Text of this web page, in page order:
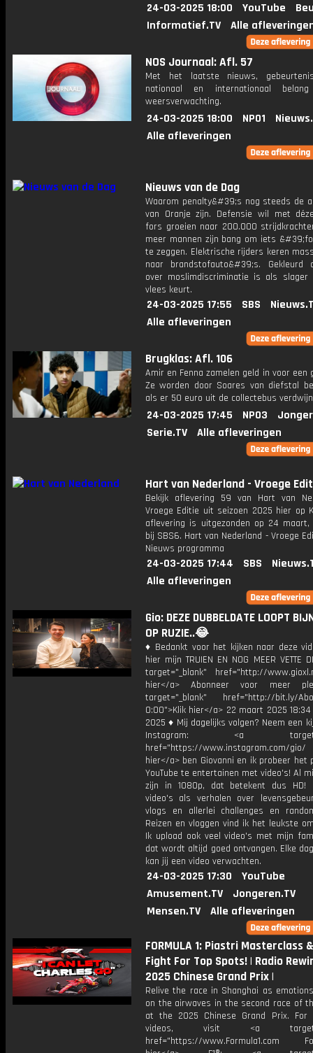
24-03-2025 18:00 YouTube
Informatief.TV
Alle
NOS Journaal: Afl. 57
Met het laatste nieuws,
nationaal en internationaal
weersverwachting.
24-03-2025 18:00 NPO1
Alle afleveringen
Nieuws van de Dag
Waarom penalty&#39;s nog steeds de
van Oranje zijn. Defensie wil met
fors groeien naar 200.000
meer mannen zijn bang om iets
te zeggen. Elektrische rijders keren
naar brandstofauto&#39;s. Gekleurd
over moslimdiscriminatie is als slager
vlees keurt.
24-03-2025 17:55 SBS
Alle afleveringen
Brugklas: Afl. 106
Amir en Fenna zamelen geld in voor een
Ze worden door Soares van diefstal
als er 50 euro uit de collectebus
24-03-2025 17:45 NPO3
Serie.TV
Alle afleveringen
Hart van Nederland - Vroege
Bekijk aflevering 59 van Hart van
Vroege Editie uit seizoen 2025 hier op
aflevering is uitgezonden op 24 maart,
bij SBS6. Hart van Nederland - Vroege
Nieuws programma
24-03-2025 17:44 SBS
Alle afleveringen
Gio: DEZE DUBBELDATE LOOPT
OP RUZIE..😂
♦ Bedankt voor het kijken naar deze
hier mijn TRUIEN EN NOG MEER VETTE
target="_blank" href="http://
hier</a> Abonneer voor meer
target="_blank" href="http://bit.ly/
0:00">Klik hier</a> 22 maart 2025
2025 ♦ Mij dagelijks volgen? Neem een
Instagram: <a
href="https://www.instagram.com/
hier</a> ben Giovanni en ik probeer het
YouTube te entertainen met video's! Al
zijn in 1080p, dat betekent dus HD!
video's als verhalen over
vlogs en allerlei challenges en
Reizen en vloggen vind ik het leukste
Ik upload ook veel video's met mijn
dat wordt altijd goed ontvangen. Elke
kan jij een video verwachten.
24-03-2025 17:30
YouTube
Amusement.TV
Jongeren.TV
Mensen.TV
Alle afleveringen
FORMULA 1: Piastri Masterclass
Fight For Top Spots! | Radio
2025 Chinese Grand Prix |
Relive the race in Shanghai as
on the airwaves in the second race of
at the 2025 Chinese Grand Prix. For
videos, visit <a
href="https://www.Formula1.com